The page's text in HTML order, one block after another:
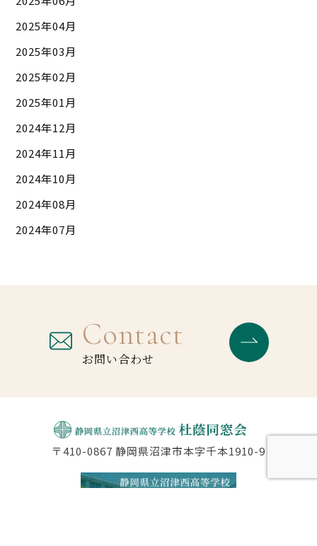
2025年04月
2025年03月
2025年02月
2025年01月
2024年12月
2024年11月
2024年10月
2024年08月
2024年07月
Contact
お問い合わせ
〒410-0867 静岡県沼津市本字千本1910-9